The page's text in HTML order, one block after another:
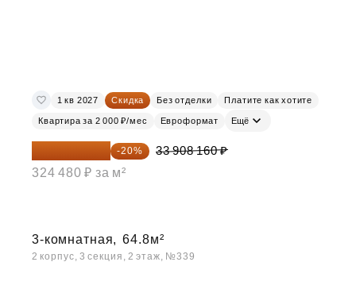
1 кв 2027 Скидка Без отделки Платите как хотите
Квартира за 2 000 ₽/мес Евроформат Ещё
27 126 528 ₽ -20%
33 908 160 ₽
324 480 ₽ за м²
3-комнатная, 64.8м²
2 корпус, 3 секция, 2 этаж, №339